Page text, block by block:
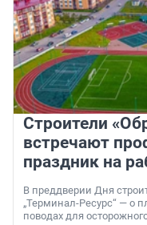
Строители
встречают
праздник на
В преддверии Дня
„Терминал-Ресурс“ — о
поводах для